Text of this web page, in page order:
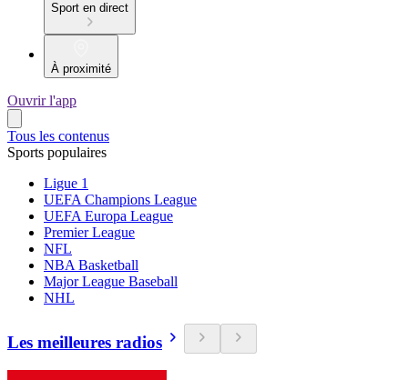
Sport en direct
À proximité
Ouvrir l'app
Tous les contenus
Sports populaires
Ligue 1
UEFA Champions League
UEFA Europa League
Premier League
NFL
NBA Basketball
Major League Baseball
NHL
Les meilleures radios